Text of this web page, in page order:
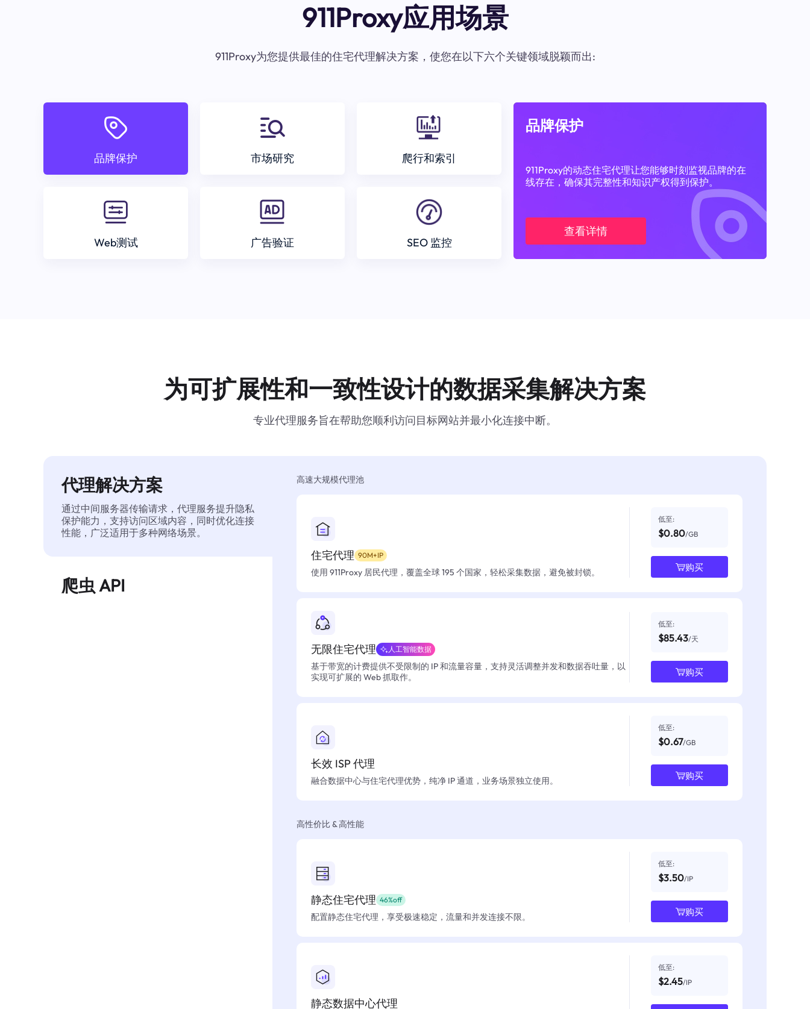
911Proxy应用场景
911Proxy为您提供最佳的住宅代理解决方案，使您在以下六个关键领域脱颖而出:
品牌保护 市场研究 爬行和索引
Web测试 广告验证 SEO 监控
品牌保护
911Proxy的动态住宅代理让您能够时刻监视品牌的在
线存在，确保其完整性和知识产权得到保护。
查看详情
为可扩展性和一致性设计的数据采集解决方案
专业代理服务旨在帮助您顺利访问目标网站并最小化连接中断。
代理解决方案
通过中间服务器传输请求，代理服务提升隐私
保护能力，支持访问区域内容，同时优化连接
性能，广泛适用于多种网络场景。
爬虫 API
高速大规模代理池
住宅代理 90M+IP
使用 911Proxy 居民代理，覆盖全球 195 个国家，轻松采集数据，避免被封锁。
低至:
$0.80/GB
购买
无限住宅代理 人工智能数据
基于带宽的计费提供不受限制的 IP 和流量容量，支持灵活调整并发和数据吞吐量，以
实现可扩展的 Web 抓取作。
低至:
$85.43/天
购买
长效 ISP 代理
融合数据中心与住宅代理优势，纯净 IP 通道，业务场景独立使用。
低至:
$0.67/GB
购买
高性价比 & 高性能
静态住宅代理 46%off
配置静态住宅代理，享受极速稳定，流量和并发连接不限。
低至:
$3.50/IP
购买
静态数据中心代理
低至:
$2.45/IP